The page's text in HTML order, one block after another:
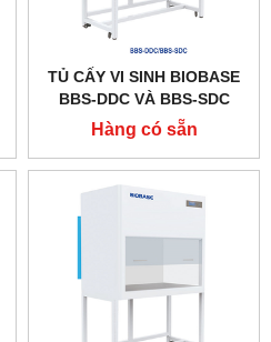
TỦ CẤY VI SINH BIOBASE
BBS-DDC VÀ BBS-SDC
Hàng có sẵn